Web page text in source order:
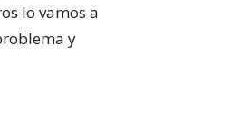
lo vamos a
y